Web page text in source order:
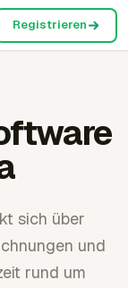
Registrieren
sich über
und
rund um